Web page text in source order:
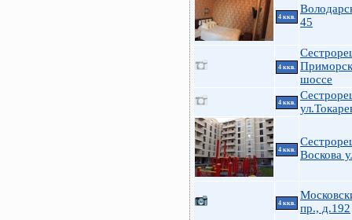
4 ккв.
45
4 ккв.
шоссе
4 ккв.
4 ккв.
Воскова
4 ккв.
пр., д.192